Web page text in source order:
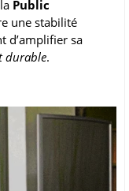
Public
une stabilité
d’amplifier sa
durable.